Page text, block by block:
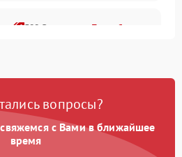
500 ₽ Подробнее →
750 ₽
вопросы?
с Вами в ближайшее
время